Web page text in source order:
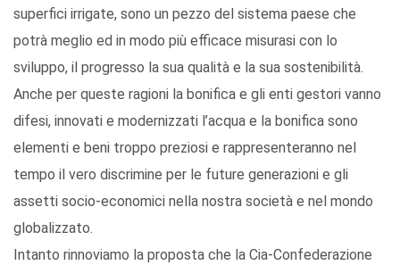
superfici irrigate, sono un pezzo del sistema paese che
potrà meglio ed in modo più efficace misurasi con lo
sviluppo, il progresso la sua qualità e la sua sostenibilità.
Anche per queste ragioni la bonifica e gli enti gestori vanno
difesi, innovati e modernizzati l’acqua e la bonifica sono
elementi e beni troppo preziosi e rappresenteranno nel
tempo il vero discrimine per le future generazioni e gli
assetti socio-economici nella nostra società e nel mondo
globalizzato.
Intanto rinnoviamo la proposta che la Cia-Confederazione